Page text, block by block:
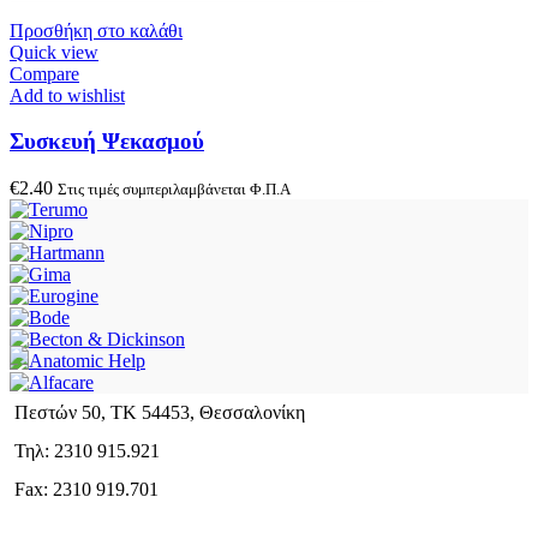
Προσθήκη στο καλάθι
Quick view
Compare
Add to wishlist
Συσκευή Ψεκασμού
€2.40 Στις τιμές συμπεριλαμβάνεται Φ.Π.Α
Πεστών 50, ΤΚ 54453, Θεσσαλονίκη
Τηλ: 2310 915.921
Fax: 2310 919.701